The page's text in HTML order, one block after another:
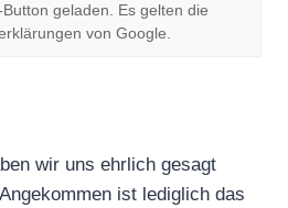
geladen. Es gelten die
von Google.
wir uns ehrlich gesagt
ist lediglich das